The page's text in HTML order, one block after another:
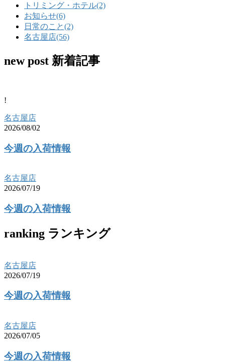
トリミング・ホテル(2)
お知らせ(6)
日常のこと(2)
名古屋店(56)
new post 新着記事
!
名古屋店
2026/08/02
今週の入荷情報
名古屋店
2026/07/19
今週の入荷情報
ranking ランキング
名古屋店
2026/07/19
今週の入荷情報
名古屋店
2026/07/05
今週の入荷情報